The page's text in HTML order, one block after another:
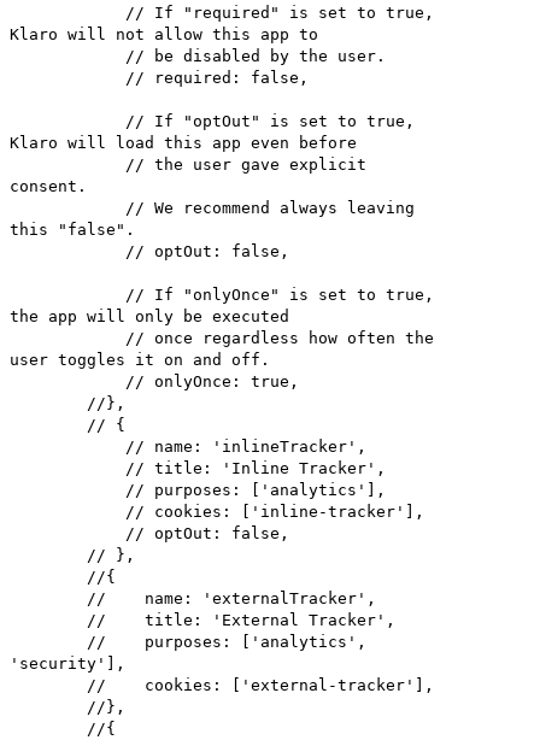
// If "required" is set to true,
Klaro will not allow this app to
// be disabled by the user.
// required: false,
// If "optOut" is set to true,
Klaro will load this app even before
// the user gave explicit
consent.
// We recommend always leaving
this "false".
// optOut: false,
// If "onlyOnce" is set to true,
the app will only be executed
// once regardless how often the
user toggles it on and off.
// onlyOnce: true,
//},
// {
// name: 'inlineTracker',
// title: 'Inline Tracker',
// purposes: ['analytics'],
// cookies: ['inline-tracker'],
// optOut: false,
// },
//{
// name: 'externalTracker',
// title: 'External Tracker',
// purposes: ['analytics',
'security'],
// cookies: ['external-tracker'],
//},
//{